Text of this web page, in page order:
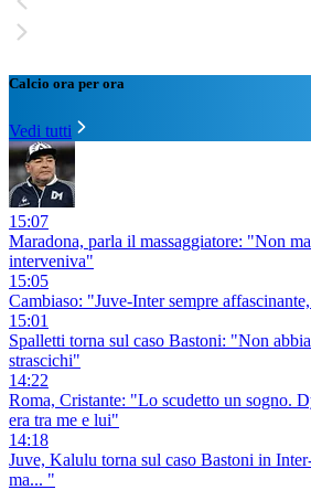
Calcio ora per ora
Vedi tutti
15:07
Maradona, parla il massaggiatore: "Non
interveniva"
15:05
Cambiaso: "Juve-Inter sempre
15:01
Spalletti torna sul caso Bastoni: "Non
strascichi"
14:22
Roma, Cristante: "Lo scudetto un sogno.
era tra me e lui"
14:18
Juve, Kalulu torna sul caso Bastoni in
ma... "